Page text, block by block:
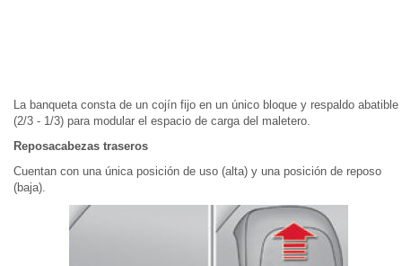
La banqueta consta de un cojín fijo en un único bloque y respaldo abatible
(2/3 - 1/3) para modular el espacio de carga del maletero.
Reposacabezas traseros
Cuentan con una única posición de uso (alta) y una posición de reposo
(baja).